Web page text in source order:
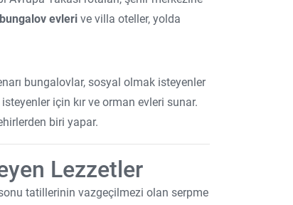
evleri ve villa oteller, yolda
bungalovlar, sosyal olmak isteyenler
için kır ve orman evleri sunar.
biri yapar.
Lezzetler
tatillerinin vazgeçilmezi olan serpme